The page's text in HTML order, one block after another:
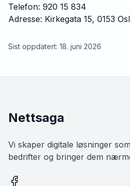
Telefon: 920 15 834
Adresse: Kirkegata 15, 0153
Sist oppdatert: 18. juni 2026
Nettsaga
Vi skaper digitale løsninger
bedrifter og bringer dem